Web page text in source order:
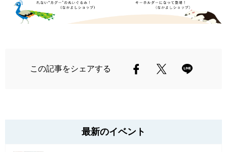
この記事をシェアする
最新のイベント